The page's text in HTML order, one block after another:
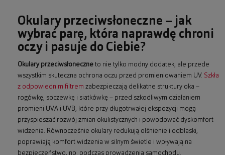
Okulary przeciwsłoneczne – jak
wybrać parę, która naprawdę chroni
oczy i pasuje do Ciebie?
Okulary przeciwsłoneczne to nie tylko modny dodatek, ale przede
wszystkim skuteczna ochrona oczu przed promieniowaniem UV. Szkła
z odpowiednim filtrem zabezpieczają delikatne struktury oka –
rogówkę, soczewkę i siatkówkę – przed szkodliwym działaniem
promieni UVA i UVB, które przy długotrwałej ekspozycji mogą
przyspieszać rozwój zmian okulistycznych i powodować dyskomfort
widzenia. Równocześnie okulary redukują olśnienie i odblaski,
poprawiają komfort widzenia w silnym świetle i wpływają na
bezpieczeństwo, np. podczas prowadzenia samochodu.